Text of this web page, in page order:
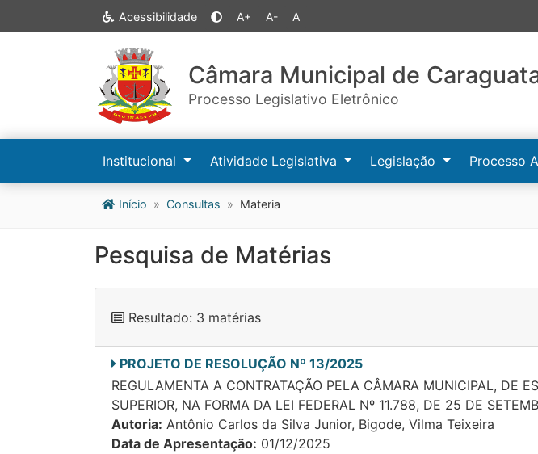
Acessibilidade A+ A- A
Câmara Municipal de
Processo Legislativo Eletrônico
Institucional Atividade Legislativa Legislação Processo
Início Consultas Materia
Pesquisa de Matérias
Resultado: 3 matérias
PROJETO DE RESOLUÇÃO Nº 13/2025
REGULAMENTA A CONTRATAÇÃO PELA CÂMARA MUNICIPAL, DE
SUPERIOR, NA FORMA DA LEI FEDERAL Nº 11.788, DE 25 DE
Autoria: Antônio Carlos da Silva Junior, Bigode, Vilma Teixeira
Data de Apresentação: 01/12/2025